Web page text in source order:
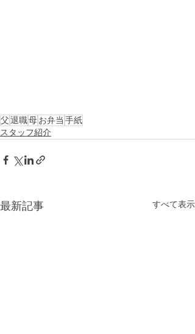
父退職母お弁当 手紙
スタッフ紹介
最新記事 すべて表示